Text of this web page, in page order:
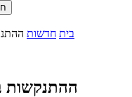
בית חדשות
ההתנקשות